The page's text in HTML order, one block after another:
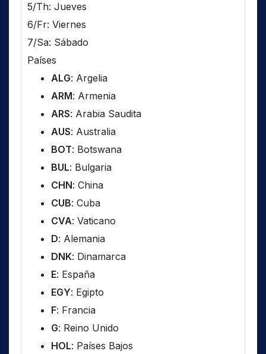
5/Th: Jueves
6/Fr: Viernes
7/Sa: Sábado
Países
ALG: Argelia
ARM: Armenia
ARS: Arabia Saudita
AUS: Australia
BOT: Botswana
BUL: Bulgaria
CHN: China
CUB: Cuba
CVA: Vaticano
D: Alemania
DNK: Dinamarca
E: España
EGY: Egipto
F: Francia
G: Reino Unido
HOL: Países Bajos